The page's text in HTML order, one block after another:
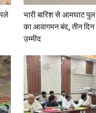
भारी बारिश से आमघाट पुल
का आवागमन बंद, तीन दिन
उम्मीद